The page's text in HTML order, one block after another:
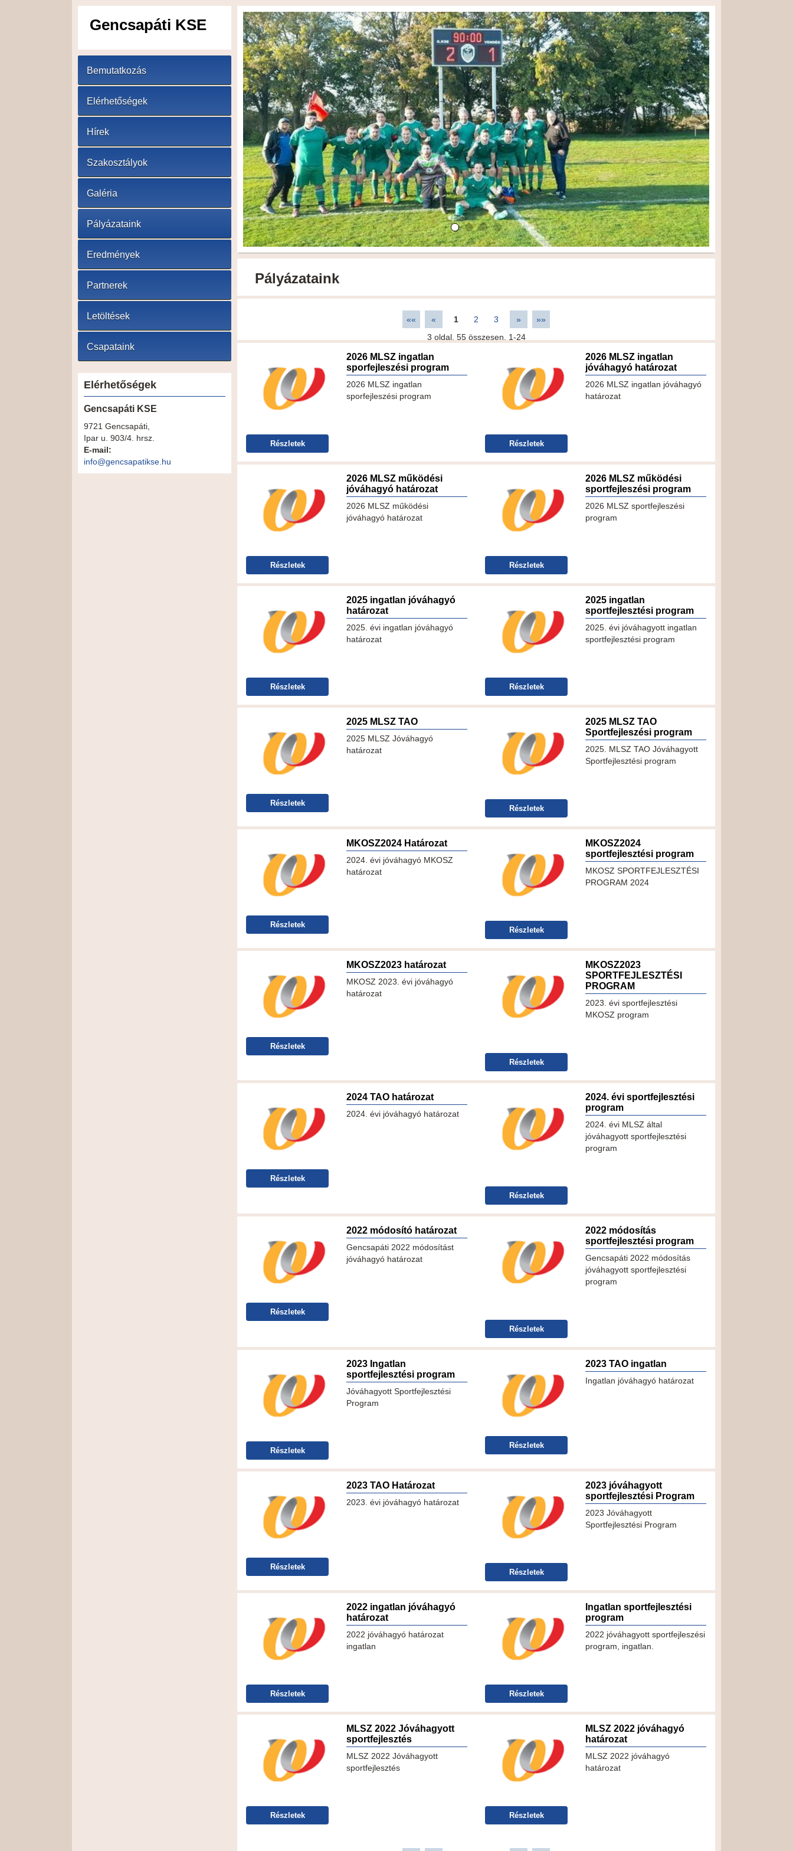
Gencsapáti KSE
Bemutatkozás
Elérhetőségek
Hírek
Szakosztályok
Galéria
Pályázataink
Eredmények
Partnerek
Letöltések
Csapataink
Elérhetőségek
Gencsapáti KSE
9721 Gencsapáti,
Ipar u. 903/4. hrsz.
E-mail:
info@gencsapatikse.hu
Pályázataink
«« « 1 2 3 »
»»
3 oldal, 55 összesen, 1-24
2026 MLSZ ingatlan
sporfejleszési program
2026 MLSZ ingatlan
sporfejleszési program
Részletek
2026 MLSZ ingatlan
jóváhagyó határozat
2026 MLSZ ingatlan jóváhagyó
határozat
Részletek
2026 MLSZ működési
jóváhagyó határozat
2026 MLSZ működési
jóváhagyó határozat
Részletek
2026 MLSZ működési
sportfejleszési program
2026 MLSZ sportfejleszési
program
Részletek
2025 ingatlan jóváhagyó
határozat
2025. évi ingatlan jóváhagyó
határozat
Részletek
2025 ingatlan
sportfejlesztési program
2025. évi jóváhagyott ingatlan
sportfejlesztési program
Részletek
2025 MLSZ TAO
2025 MLSZ Jóváhagyó
határozat
Részletek
2025 MLSZ TAO
Sportfejleszési program
2025. MLSZ TAO Jóváhagyott
Sportfejlesztési program
Részletek
MKOSZ2024 Határozat
2024. évi jóváhagyó MKOSZ
határozat
Részletek
MKOSZ2024
sportfejlesztési program
MKOSZ SPORTFEJLESZTÉSI
PROGRAM 2024
Részletek
MKOSZ2023 határozat
MKOSZ 2023. évi jóváhagyó
határozat
Részletek
MKOSZ2023
SPORTFEJLESZTÉSI
PROGRAM
2023. évi sportfejlesztési
MKOSZ program
Részletek
2024 TAO határozat
2024. évi jóváhagyó határozat
Részletek
2024. évi sportfejlesztési
program
2024. évi MLSZ által
jóváhagyott sportfejlesztési
program
Részletek
2022 módosító határozat
Gencsapáti 2022 módosítást
jóváhagyó határozat
Részletek
2022 módosítás
sportfejlesztési program
Gencsapáti 2022 módosítás
jóváhagyott sportfejlesztési
program
Részletek
2023 Ingatlan
sportfejlesztési program
Jóváhagyott Sportfejlesztési
Program
Részletek
2023 TAO ingatlan
Ingatlan jóváhagyó határozat
Részletek
2023 TAO Határozat
2023. évi jóváhagyó határozat
Részletek
2023 jóváhagyott
sportfejlesztési Program
2023 Jóváhagyott
Sportfejlesztési Program
Részletek
2022 ingatlan jóváhagyó
határozat
2022 jóváhagyó határozat
ingatlan
Részletek
Ingatlan sportfejlesztési
program
2022 jóváhagyott sportfejleszési
program, ingatlan.
Részletek
MLSZ 2022 Jóváhagyott
sportfejlesztés
MLSZ 2022 Jóváhagyott
sportfejlesztés
Részletek
MLSZ 2022 jóváhagyó
határozat
MLSZ 2022 jóváhagyó
határozat
Részletek